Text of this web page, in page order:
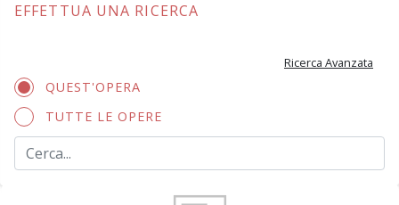
EFFETTUA UNA RICERCA
Ricerca Avanzata
QUEST'OPERA
TUTTE LE OPERE